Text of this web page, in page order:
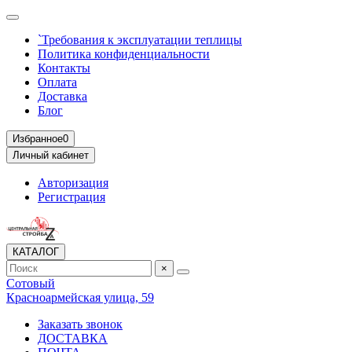
`Требования к эксплуатации теплицы
Политика конфиденциальности
Контакты
Оплата
Доставка
Блог
Избранное0
Личный кабинет
Авторизация
Регистрация
КАТАЛОГ
×
Сотовый
Красноармейская улица, 59
Заказать звонок
ДОСТАВКА